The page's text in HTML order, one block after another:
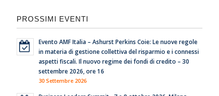
PROSSIMI EVENTI
Evento AMF Italia – Ashurst Perkins Coie: Le nuove regole
in materia di gestione collettiva del risparmio e i connessi
aspetti fiscali. Il nuovo regime dei fondi di credito – 30
settembre 2026, ore 16
30 Settembre 2026